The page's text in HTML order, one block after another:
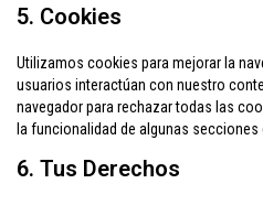
5. Cookies
Utilizamos cookies para mejorar la
usuarios interactúan con nuestro
navegador para rechazar todas las
la funcionalidad de algunas secciones
6. Tus Derechos